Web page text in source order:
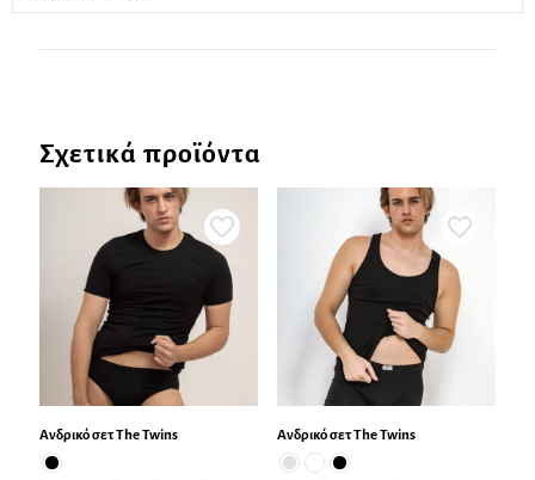
Σχετικά προϊόντα
Ανδρικό σετ The Twins Ανδρικό σετ The Twins